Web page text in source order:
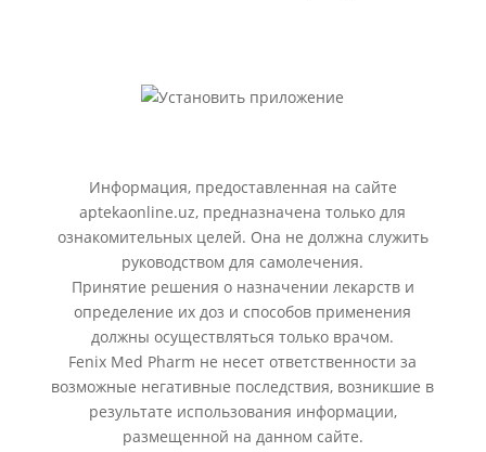
Информация, предоставленная на сайте
aptekaonline.uz, предназначена только для
ознакомительных целей. Она не должна служить
руководством для самолечения.
Принятие решения о назначении лекарств и
определение их доз и способов применения
должны осуществляться только врачом.
Fenix Med Pharm не несет ответственности за
возможные негативные последствия, возникшие в
результате использования информации,
размещенной на данном сайте.